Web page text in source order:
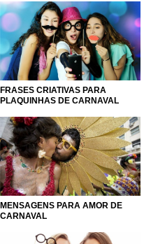
E qual é esse jeito?
fantasia, caia no samba,
Vamos lá, porque o
é a melhor festa que há!
FRASES CRIATIVAS PARA
PLAQUINHAS DE CARNAVAL
MENSAGENS PARA AMOR DE
CARNAVAL